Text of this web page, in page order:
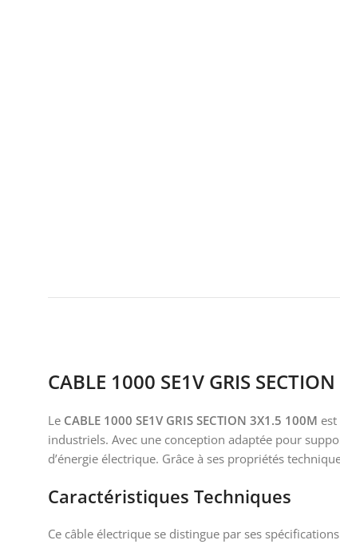
CABLE 1000 SE1V GRIS
Le CABLE 1000 SE1V GRIS SECTION 3X1.5 100M
industriels. Avec une conception adaptée pour
d’énergie électrique. Grâce à ses propriétés
Caractéristiques Techniques
Ce câble électrique se distingue par ses